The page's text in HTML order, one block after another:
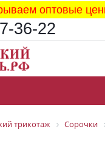
оптовые
36-22
трикотаж Сорочки